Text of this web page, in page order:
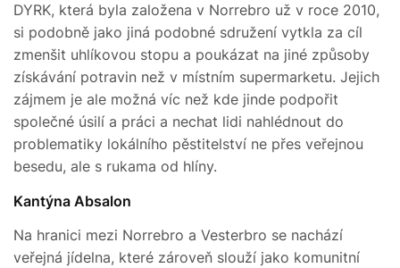
DYRK, která byla založena v Norrebro už v roce 2010,
si podobně jako jiná podobné sdružení vytkla za cíl
zmenšit uhlíkovou stopu a poukázat na jiné způsoby
získávání potravin než v místním supermarketu. Jejich
zájmem je ale možná víc než kde jinde podpořit
společné úsilí a práci a nechat lidi nahlédnout do
problematiky lokálního pěstitelství ne přes veřejnou
besedu, ale s rukama od hlíny.
Kantýna Absalon
Na hranici mezi Norrebro a Vesterbro se nachází
veřejná jídelna, které zároveň slouží jako komunitní